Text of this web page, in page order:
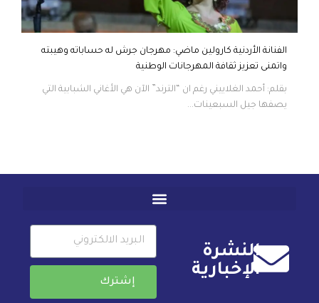
الفنانة الأردنية كارولين ماضي: مهرجان جرش له حساباته وهيبته
واتمنى تعزيز ثقافة المهرجانات الوطنية
بقلم: أحمد الغلاييني رغم ان “الترند” الآن هي الأغاني الشبابية التي
يصفها جيل السبعينات...
النشرة
الإخبارية
إشترك